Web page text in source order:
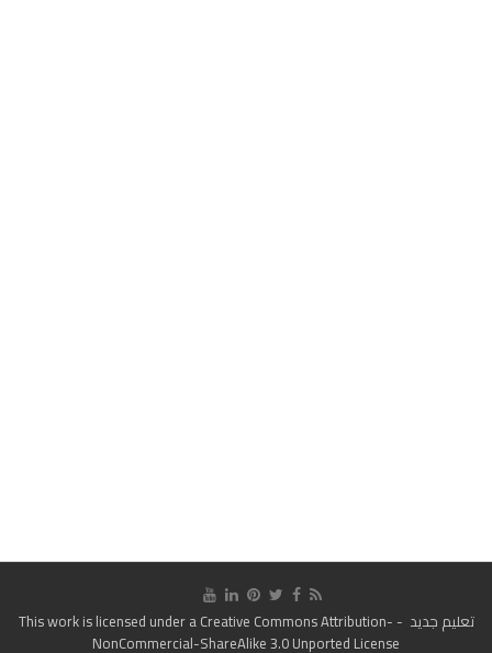
تعليم جديد - This work is licensed under a
Creative Commons Attribution-
NonCommercial-ShareAlike 3.0 Unported License